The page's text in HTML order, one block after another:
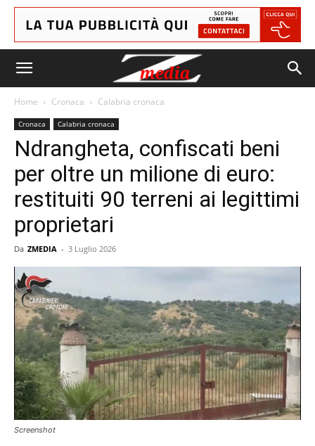
Home Cronaca Calabria cronaca
Cronaca Calabria cronaca
Ndrangheta, confiscati beni
per oltre un milione di euro:
restituiti 90 terreni ai legittimi
proprietari
Da ZMEDIA - 3 Luglio 2026
Screenshot